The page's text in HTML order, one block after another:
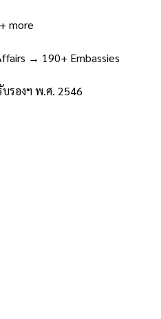
more
→ 190+ Embassies
รองฯ พ.ศ. 2546